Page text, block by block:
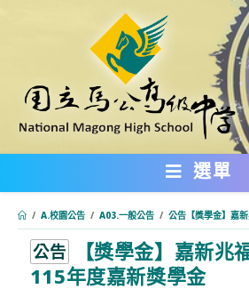
內
選單
/ A.校園公告 / A03.一般公告 / 公告【獎學金】嘉
公告
【獎學金】嘉新兆
115年度嘉新獎學金